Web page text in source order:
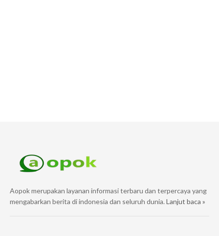
Aopok merupakan layanan informasi terbaru dan terpercaya yang
mengabarkan berita di indonesia dan seluruh dunia. Lanjut baca »